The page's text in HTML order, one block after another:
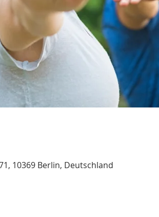
10369 Berlin, Deutschland